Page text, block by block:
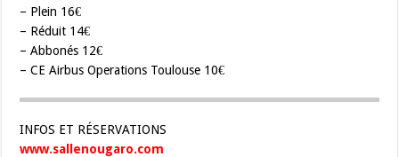
– Plein 16€
– Réduit 14€
– Abbonés 12€
– CE Airbus Operations Toulouse 10€
INFOS ET RÉSERVATIONS
www.sallenougaro.com